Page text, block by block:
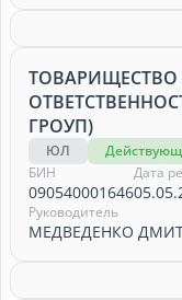
ГРОУП)
ЮЛ
БИН
090540001646
Дата
Руководитель
МЕДВЕДЕНКО